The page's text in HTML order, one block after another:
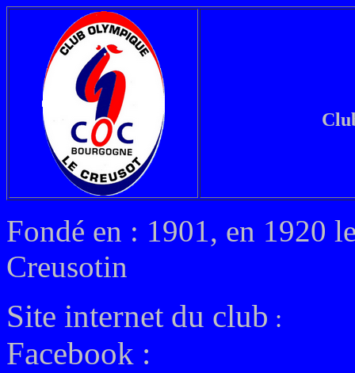
Fondé en : 1901, en 1920
Creusotin
Site internet du club :
Facebook :